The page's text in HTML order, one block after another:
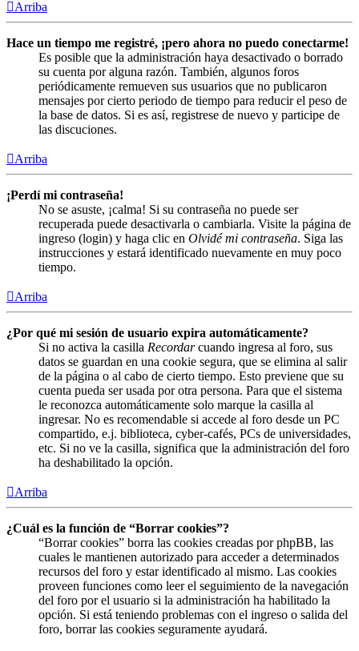
Arriba
Hace un tiempo me registré, ¡pero ahora no puedo conectarme!
Es posible que la administración haya desactivado o borrado
su cuenta por alguna razón. También, algunos foros
periódicamente remueven sus usuarios que no publicaron
mensajes por cierto periodo de tiempo para reducir el peso de
la base de datos. Si es así, registrese de nuevo y participe de
las discuciones.
Arriba
¡Perdí mi contraseña!
No se asuste, ¡calma! Si su contraseña no puede ser
recuperada puede desactivarla o cambiarla. Visite la página de
ingreso (login) y haga clic en Olvidé mi contraseña. Siga las
instrucciones y estará identificado nuevamente en muy poco
tiempo.
Arriba
¿Por qué mi sesión de usuario expira automáticamente?
Si no activa la casilla Recordarcuando ingresa al foro, sus
datos se guardan en una cookie segura, que se elimina al salir
de la página o al cabo de cierto tiempo. Esto previene que su
cuenta pueda ser usada por otra persona. Para que el sistema
le reconozca automáticamente solo marque la casilla al
ingresar. No es recomendable si accede al foro desde un PC
compartido, e.j. biblioteca, cyber-cafés, PCs de universidades,
etc. Si no ve la casilla, significa que la administración del foro
ha deshabilitado la opción.
Arriba
¿Cuál es la función de “Borrar cookies”?
“Borrar cookies” borra las cookies creadas por phpBB, las
cuales le mantienen autorizado para acceder a determinados
recursos del foro y estar identificado al mismo. Las cookies
proveen funciones como leer el seguimiento de la navegación
del foro por el usuario si la administración ha habilitado la
opción. Si está teniendo problemas con el ingreso o salida del
foro, borrar las cookies seguramente ayudará.